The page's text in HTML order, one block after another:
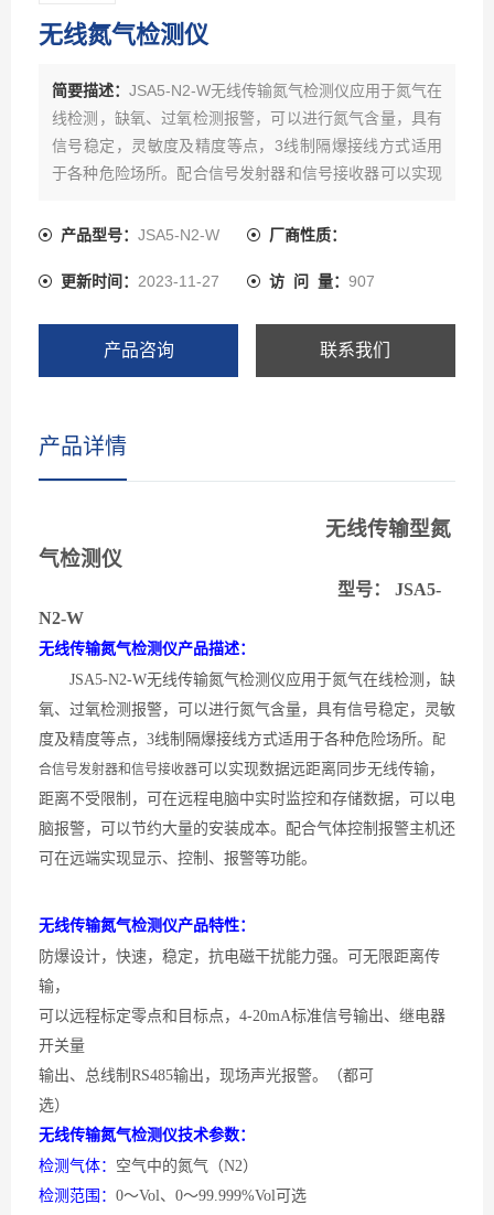
无线氮气检测仪
简要描述： JSA5-N2-W无线传输氮气检测仪应用于氮气在
线检测，缺氧、过氧检测报警，可以进行氮气含量，具有
信号稳定，灵敏度及精度等点，3线制隔爆接线方式适用
于各种危险场所。配合信号发射器和信号接收器可以实现
中实时监控和存储数据，可以电脑报警，可以节约大量的
控制、报警等功能。
产品型号： JSA5-N2-W 厂商性质：
更新时间： 2023-11-27 访 问 量： 907
产品咨询 联系我们
产品详情
无线传输型氮
气检测仪
型号： JSA5-
N2-W
无线传输氮气检测仪产品描述：
JSA5-N2-W无线传输氮气检测仪应用于氮气在线检测，缺
氧、过氧检测报警，可以进行氮气含量，具有信号稳定，灵敏
度及精度等点，3线制隔爆接线方式适用于各种危险场所。
配
合信号发射器和信号接收器可以实现数据远距离同步无线传输，
距离不受限制，可在远程电脑中实时监控和存储数据，可以电
脑报警，可以节约大量的安装成本。配合气体控制报警主机还
可在远端实现显示、控制、报警等功能。
无线传输氮气检测仪产品特性：
防爆设计，快速，稳定，抗电磁干扰能力强。可无限距离传
输，
可以远程标定零点和目标点， 4-20mA标准信号输出、继电器
开关量
输出、总线制 RS485输出，现场声光报警。（都可
选）
无线传输氮气检测仪技术参数：
检测气体： 空气中的氮气（N2）
检测范围： 0～Vol、0～99.999%Vol可选